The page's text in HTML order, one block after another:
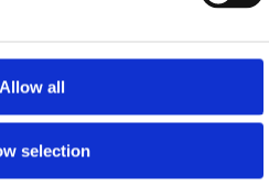
Allow all
selection